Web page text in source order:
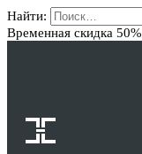
Найти:
Временная скидка 50%